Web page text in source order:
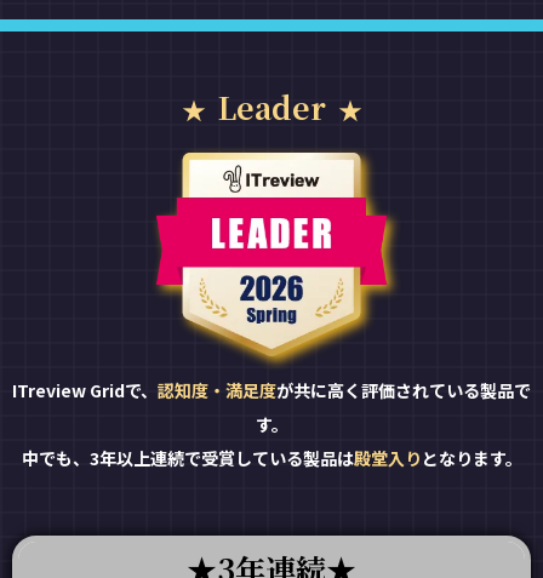
Leader
ITreview Gridで、 認知度・満足度が共に高く評価されている製品で
す。
中でも、3年以上連続で受賞している製品は殿堂入り となります。
3年連続